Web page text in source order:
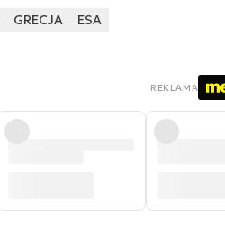
GRECJA ESA
REKLAMA